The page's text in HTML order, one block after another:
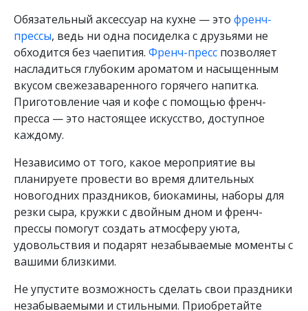
Обязательный аксессуар на кухне — это френч-
прессы, ведь ни одна посиделка с друзьями не
обходится без чаепития. Френч-пресс позволяет
насладиться глубоким ароматом и насыщенным
вкусом свежезаваренного горячего напитка.
Приготовление чая и кофе с помощью френч-
пресса — это настоящее искусство, доступное
каждому.
Независимо от того, какое мероприятие вы
планируете провести во время длительных
новогодних праздников, биокамины, наборы для
резки сыра, кружки с двойным дном и френч-
прессы помогут создать атмосферу уюта,
удовольствия и подарят незабываемые моменты с
вашими близкими.
Не упустите возможность сделать свои праздники
незабываемыми и стильными. Приобретайте